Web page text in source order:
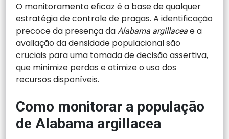
O monitoramento eficaz é a base de qualquer
estratégia de controle de pragas. A identificação
precoce da presença daAlabama argillacea e a
avaliação da densidade populacional são
cruciais para uma tomada de decisão assertiva,
que minimize perdas e otimize o uso dos
recursos disponíveis.
Como monitorar a população
de Alabama argillacea